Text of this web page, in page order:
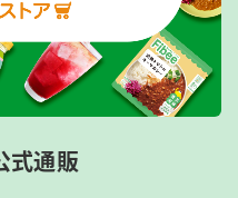
式通販